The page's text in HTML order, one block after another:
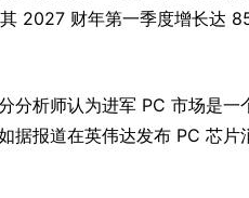
2027 财年第一季度增长达
分析师认为进军 PC 市场是一
据报道在英伟达发布 PC 芯片